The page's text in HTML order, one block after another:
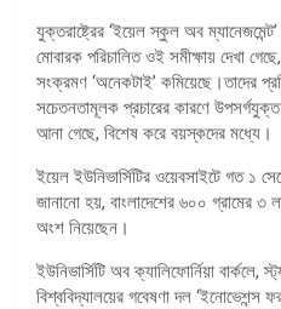
যুক্তরাষ্ট্রের ‘ইয়েল স্কুল অব
মোবারক পরিচালিত ওই সমীক্ষায় দেখা
সংক্রমণ ‘অনেকটাই’ কমিয়েছে।তাদের
সচেতনতামূলক প্রচারের কারণে
আনা গেছে, বিশেষ করে বয়স্কদের মধ্যে।
ইয়েল ইউনিভার্সিটির ওয়েবসাইটে গত ১
জানানো হয়, বাংলাদেশের ৬০০ গ্রামের ৩
অংশ নিয়েছেন।
ইউনিভার্সিটি অব ক্যালিফোর্নিয়া বার্কলে,
বিশ্ববিদ্যালয়ের গবেষণা দল ‘ইনোভেশন্স